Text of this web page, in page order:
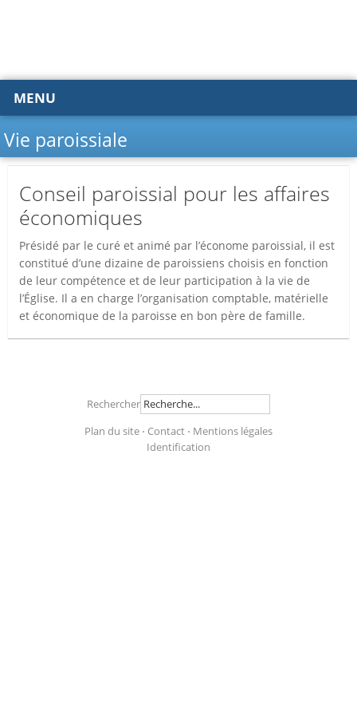
MENU
Vie paroissiale
Conseil paroissial pour les affaires
économiques
Présidé par le curé et animé par l’économe paroissial, il est
constitué d’une dizaine de paroissiens choisis en fonction
de leur compétence et de leur participation à la vie de
l’Église. Il a en charge l’organisation comptable, matérielle
et économique de la paroisse en bon père de famille.
Rechercher
Plan du site ⋅ Contact ⋅ Mentions légales
Identification